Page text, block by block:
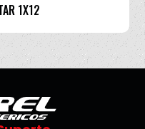
1X12